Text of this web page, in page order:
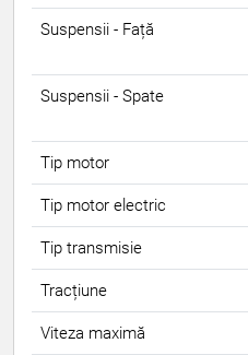
Suspensii - Față
Suspensii - Spate
Tip motor
Tip motor electric
Tip transmisie
Tracțiune
Viteza maximă